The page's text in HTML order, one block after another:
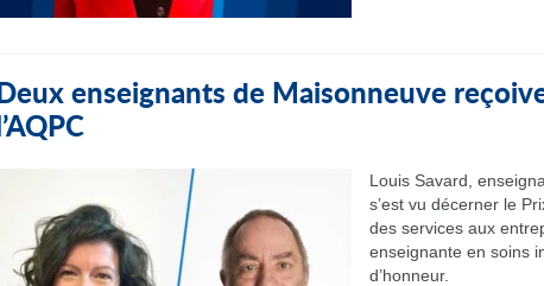
Deux enseignants de Maisonneuve
l’AQPC
Louis Savard,
s’est vu décerner le
des services aux
enseignante en soins
d’honneur.